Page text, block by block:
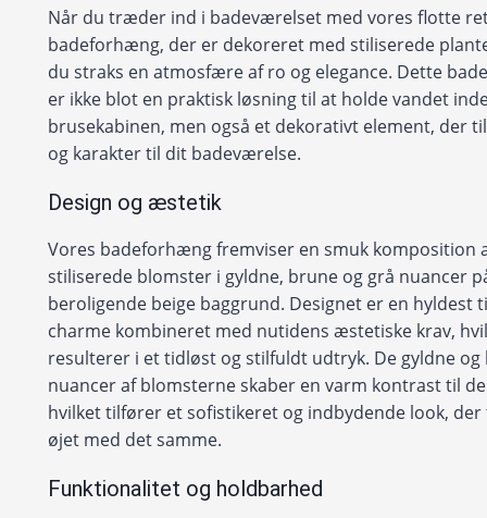
Når du træder ind i badeværelset med vores flotte
badeforhæng, der er dekoreret med stiliserede
du straks en atmosfære af ro og elegance. Dette
er ikke blot en praktisk løsning til at holde vandet
brusekabinen, men også et dekorativt element, der
og karakter til dit badeværelse.
Design og æstetik
Vores badeforhæng fremviser en smuk komposition
stiliserede blomster i gyldne, brune og grå nuancer
beroligende beige baggrund. Designet er en hyldest
charme kombineret med nutidens æstetiske krav,
resulterer i et tidløst og stilfuldt udtryk. De gyldne og
nuancer af blomsterne skaber en varm kontrast til
hvilket tilfører et sofistikeret og indbydende look, der
øjet med det samme.
Funktionalitet og holdbarhed